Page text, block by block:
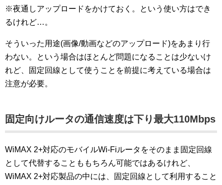
※夜通しアップロードをかけておく。という使い方はでき
るけれど…。
そういった用途(画像/動画などのアップロード)をあまり行
わない。という場合はほとんど問題になることは少ないけ
れど、固定回線として使うことを前提に考えている場合は
注意が必要。
固定向けルータの通信速度は下り最大110Mbps
WiMAX 2+対応のモバイルWi-Fiルータをそのまま固定回線
として代替することももちろん可能ではあるけれど、
WiMAX 2+対応製品の中には、固定回線として利用すること